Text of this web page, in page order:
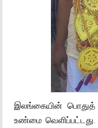
இலங்கையின் பொதுத்
உண்மை